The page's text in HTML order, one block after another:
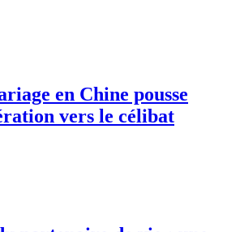
en Chine pousse
vers le célibat